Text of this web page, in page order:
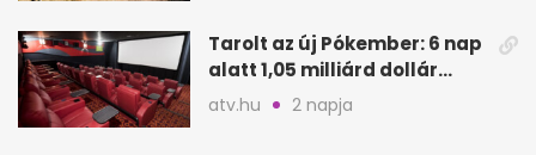
Tarolt az új Pókember: 6 nap
alatt 1,05 milliárd dollár
bevétel
atv.hu 2 napja